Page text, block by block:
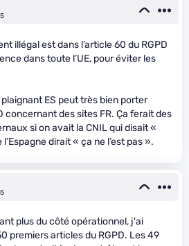
illégal est dans l’article 60 du RGPD
dans toute l’UE, pour éviter les
plaignant ES peut très bien porter
concernant des sites FR. Ça ferait des
si on avait la CNIL qui disait «
dirait « ça ne l’est pas ».
plus du côté opérationnel, j'ai
premiers articles du RGPD. Les 49